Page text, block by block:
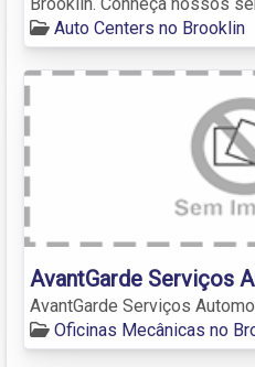
Auto Centers no Brooklin
AvantGarde Serviços
AvantGarde Serviços
Oficinas Mecânicas no